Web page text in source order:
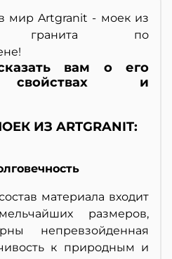
мир Artgranit - моек из
гранита по
вам о его
свойствах и
ИЗ ARTGRANIT:
материала входит
размеров,
непревзойденная
к природным и